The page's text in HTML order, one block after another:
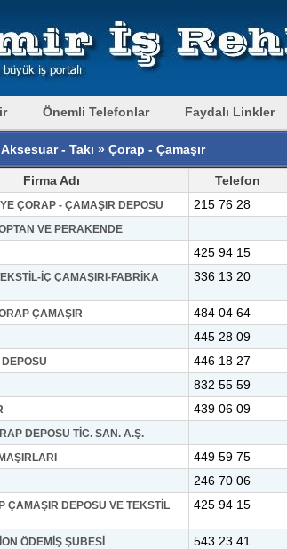
Önemli Telefonlar Faydalı Linkler
- Takı » Çorap - Çamaşır
Firma Adı Telefon
ÇORAP - ÇAMAŞIR DEPOSU 215 76 28
VE PERAKENDE
425 94 15
İÇ ÇAMAŞIRI-FABRİKA
336 13 20
ÇAMAŞIR 484 04 64
445 28 09
446 18 27
832 55 59
439 06 09
DEPOSU TİC. SAN. A.Ş.
449 59 75
246 70 06
ÇAMAŞIR DEPOSU VE TEKSTİL
425 94 15
ÖDEMİŞ ŞUBESİ 543 23 41